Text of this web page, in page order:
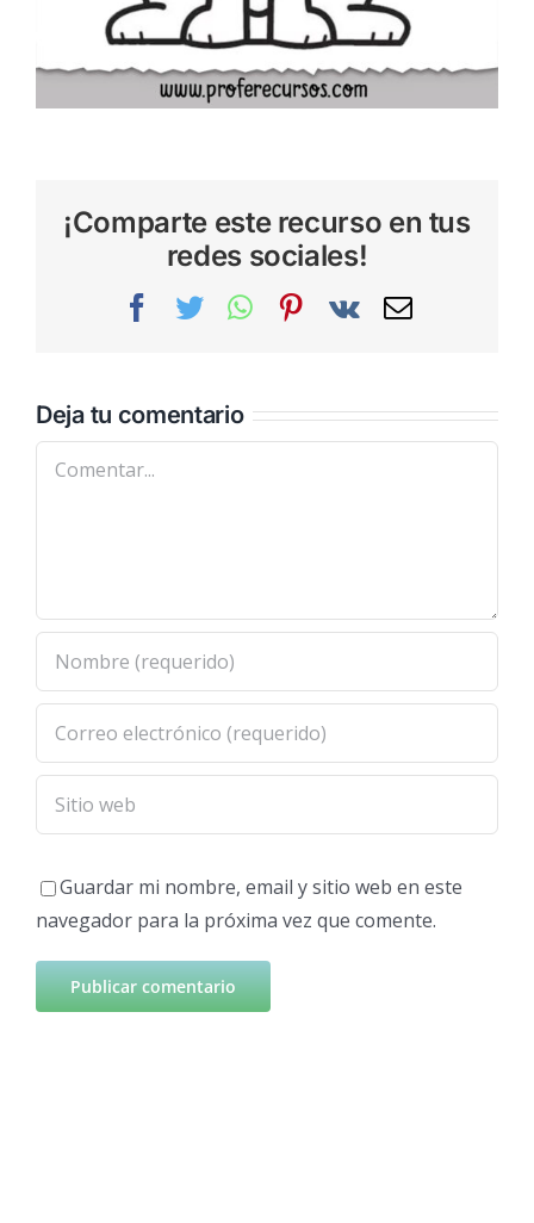
¡Comparte este recurso en tus
redes sociales!
Facebook
TwitterWhatsAppPinterest
Vk
Correo
Deja tu comentario
Comentar
Guardar mi nombre, email y sitio web en este
navegador para la próxima vez que comente.